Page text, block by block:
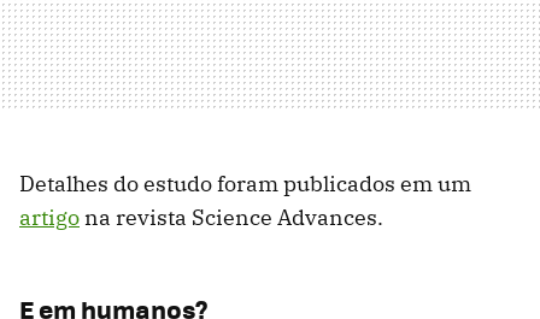
Detalhes do estudo foram publicados em um
artigo na revista Science Advances.
E em humanos?